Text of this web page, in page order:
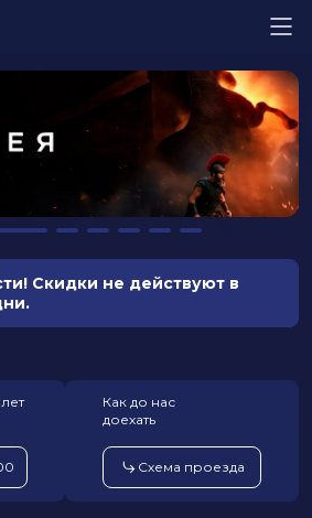
Скидки не действуют в
Как до нас
доехать
Схема проезда